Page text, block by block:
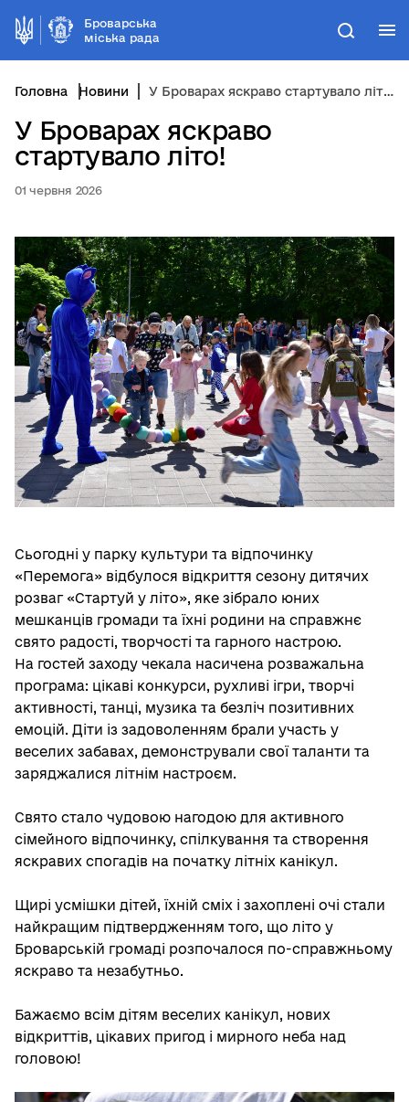
Броварська
міська рада
Пошук
Головна Новини У Броварах яскраво стартувало літо!
У Броварах яскраво
стартувало літо!
01 червня 2026
Сьогодні у парку культури та відпочинку
«Перемога» відбулося відкриття сезону дитячих
розваг «Стартуй у літо», яке зібрало юних
мешканців громади та їхні родини на справжнє
свято радості, творчості та гарного настрою.
На гостей заходу чекала насичена розважальна
програма: цікаві конкурси, рухливі ігри, творчі
активності, танці, музика та безліч позитивних
емоцій. Діти із задоволенням брали участь у
веселих забавах, демонстрували свої таланти та
заряджалися літнім настроєм.
Свято стало чудовою нагодою для активного
сімейного відпочинку, спілкування та створення
яскравих спогадів на початку літніх канікул.
Щирі усмішки дітей, їхній сміх і захоплені очі стали
найкращим підтвердженням того, що літо у
Броварській громаді розпочалося по-справжньому
яскраво та незабутньо.
Бажаємо всім дітям веселих канікул, нових
відкриттів, цікавих пригод і мирного неба над
головою!